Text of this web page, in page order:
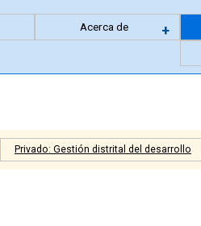
Acerca de +
Privado: Gestión distrital del desarrollo